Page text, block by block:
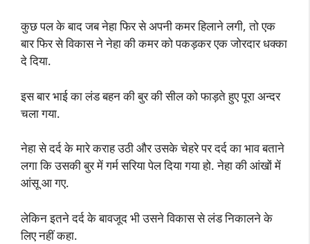
कुछ पल के बाद जब नेहा फिर से अपनी कमर हिलाने लगी, तो एक
बार फिर से विकास ने नेहा की कमर को पकड़कर एक जोरदार धक्का
दे दिया.
इस बार भाई का लंड बहन की बुर की सील को फाड़ते हुए पूरा अन्दर
चला गया.
नेहा से दर्द के मारे कराह उठी और उसके चेहरे पर दर्द का भाव बताने
लगा कि उसकी बुर में गर्म सरिया पेल दिया गया हो. नेहा की आंखों में
आंसू आ गए.
लेकिन इतने दर्द के बावजूद भी उसने विकास से लंड निकालने के
लिए नहीं कहा.